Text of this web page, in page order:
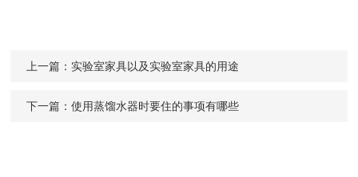
上一篇： 实验室家具以及实验室家具的用途
下一篇：使用蒸馏水器时要住的事项有哪些